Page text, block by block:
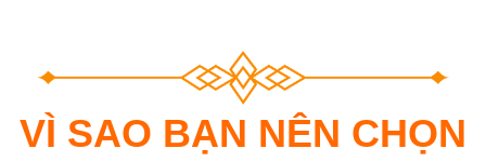
VÌ SAO BẠN NÊN CHỌN